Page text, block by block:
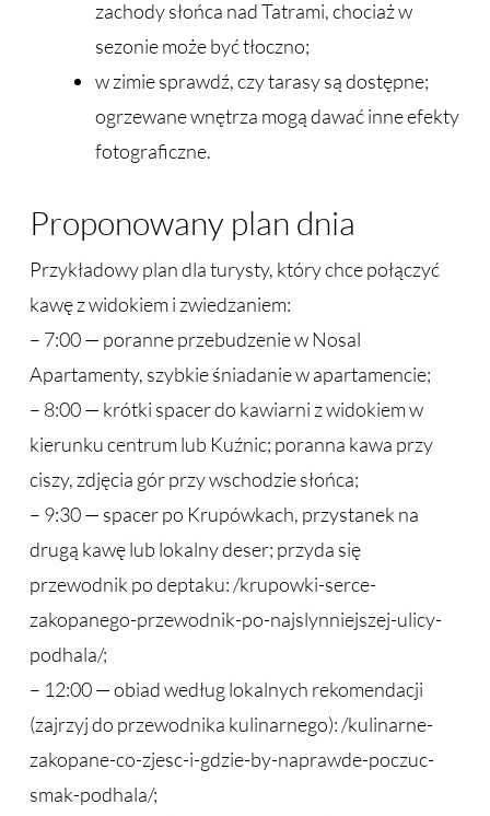
zachody słońca nad Tatrami, chociaż w
sezonie może być tłoczno;
w zimie sprawdź, czy tarasy są dostępne;
ogrzewane wnętrza mogą dawać inne efekty
fotograficzne.
Proponowany plan dnia
Przykładowy plan dla turysty, który chce połączyć
kawę z widokiem i zwiedzaniem:
– 7:00 — poranne przebudzenie w Nosal
Apartamenty, szybkie śniadanie w apartamencie;
– 8:00 — krótki spacer do kawiarni z widokiem w
kierunku centrum lub Kuźnic; poranna kawa przy
ciszy, zdjęcia gór przy wschodzie słońca;
– 9:30 — spacer po Krupówkach, przystanek na
drugą kawę lub lokalny deser; przyda się
przewodnik po deptaku: /krupowki-serce-
zakopanego-przewodnik-po-najslynniejszej-ulicy-
podhala/;
– 12:00 — obiad według lokalnych rekomendacji
(zajrzyj do przewodnika kulinarnego): /kulinarne-
zakopane-co-zjesc-i-gdzie-by-naprawde-poczuc-
smak-podhala/;